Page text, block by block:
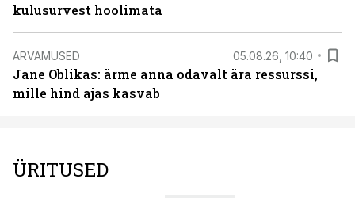
kulusurvest hoolimata
ARVAMUSED 05.08.26, 10:40
Jane Oblikas: ärme anna odavalt ära ressurssi,
mille hind ajas kasvab
ÜRITUSED